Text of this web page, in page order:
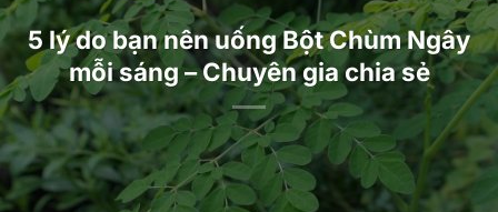
5 lý do bạn nên uống Bột Chùm Ngây
mỗi sáng – Chuyên gia chia sẻ